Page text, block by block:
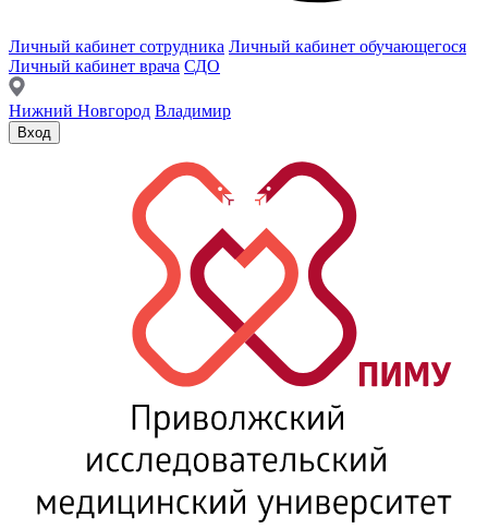
Личный кабинет сотрудника Личный кабинет обучающегося
Личный кабинет врача СДО
Нижний Новгород Владимир
Вход